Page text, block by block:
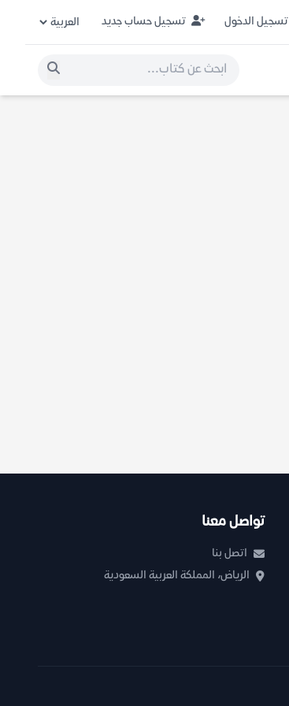
تسجيل الدخول تسجيل حساب جديد
تواصل معنا
اتصل بنا
الرياض، المملكة العربية السعودية